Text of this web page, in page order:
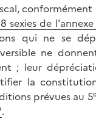
sexies de
qui ne se
ne
; leur
la
prévues au
.